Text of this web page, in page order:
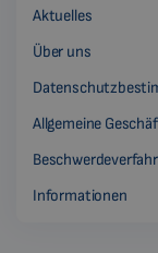
Aktuelles
Über uns
Allgemeine
Informationen